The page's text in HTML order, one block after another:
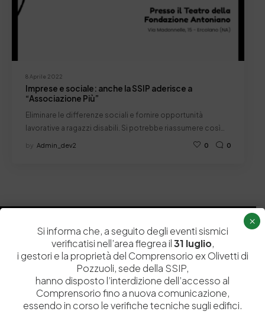
8 Aprile 2022
Imprese e sociale: anche la SSIP aderisce a
“Associazione Più”
Eliminare le differenze sociali e fornire opportunità
lavorative a ragazzi disabili. Si potrebbe riassumere così…
by Admin_dev2 0 0
Istituita a Napoli per Regio Decreto nel 1885, la Stazione
Sperimentale per l’Industria delle Pelli e delle materie concianti
Si informa che, a seguito degli eventi sismici
verificatisi nell’area flegrea il31 luglio,
i gestori e la proprietà del Comprensorio ex Olivetti di
Pozzuoli, sede della SSIP,
hanno disposto l’interdizione dell’accesso al
Comprensorio fino a nuova comunicazione,
essendo in corso le verifiche tecniche sugli edifici.
×